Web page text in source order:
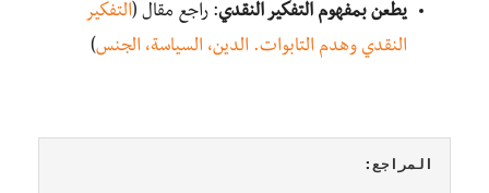
يطعن بمفهوم التفكير النقدي: راجع مقال (التفكير
النقدي وهدم التابوات. الدين، السياسة، الجنس)
المراجع: